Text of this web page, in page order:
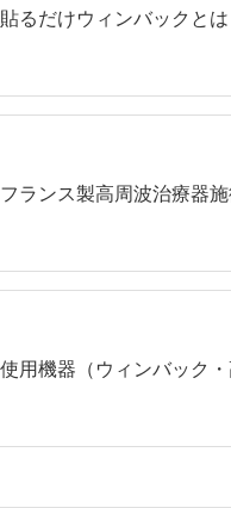
貼るだけウィンバックとは
フランス製高周波治療器